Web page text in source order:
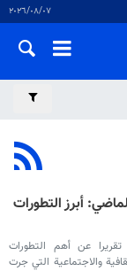
٠٧‏/٠٨‏/٢٠٢٦
أبرز التطورات
عن أهم التطورات
والاجتماعية التي جرت